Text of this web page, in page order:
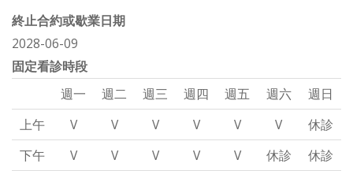
終止合約或歇業日期
2028-06-09
固定看診時段
週一
週二 週三 週四 週五 週六
週日
上午
V V V V V V
休診
下午
V V V V V 休診
休診